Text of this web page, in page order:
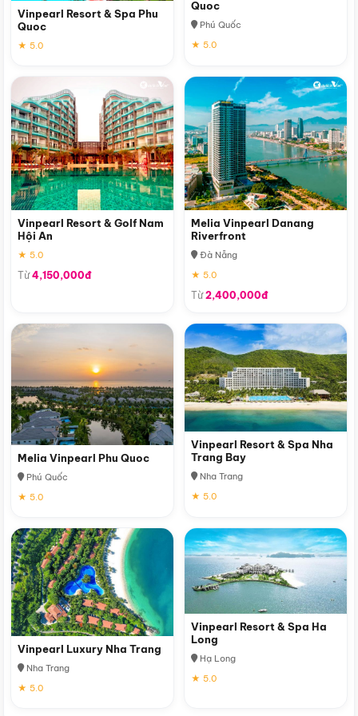
Vinpearl Resort & Spa Phu
Quoc
★ 5.0
Quoc
Phú Quốc
★ 5.0
Vinpearl Resort & Golf Nam
Hội An
★ 5.0
Từ4,150,000đ
Melia Vinpearl Danang
Riverfront
Đà Nẵng
★ 5.0
Từ2,400,000đ
Melia Vinpearl Phu Quoc
Phú Quốc
★ 5.0
Vinpearl Resort & Spa Nha
Trang Bay
Nha Trang
★ 5.0
Vinpearl Luxury Nha Trang
Nha Trang
★ 5.0
Vinpearl Resort & Spa Ha
Long
Hạ Long
★ 5.0